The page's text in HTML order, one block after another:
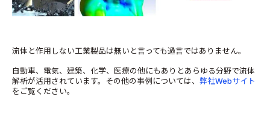
流体と作用しない工業製品は無いと言っても過言ではありません。
自動車、電気、建築、化学、医療の他にもありとあらゆる分野で流体
解析が活用されています。その他の事例については、 弊社Webサイト
をご覧ください。